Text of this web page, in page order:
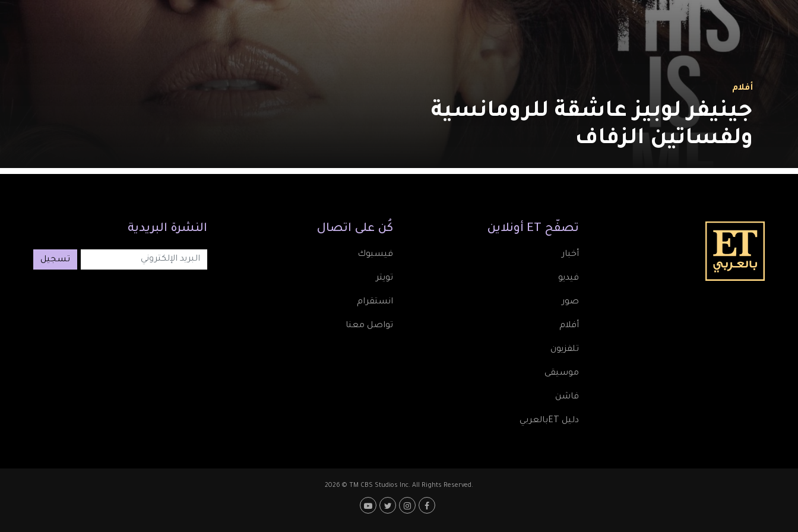
أفلام
جينيفر لوبيز عاشقة للرومانسية
ولفساتين الزفاف
تصفّح ET أونلاين
أخبار
فيديو
صور
أفلام
تلفزيون
موسيقى
فاشن
دليل ETبالعربي
كُن على اتصال
فيسبوك
تويتر
انستقرام
تواصل معنا
النشرة البريدية
تسجيل
2026 © TM CBS Studios Inc. All Rights Reserved.